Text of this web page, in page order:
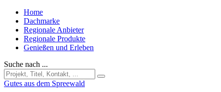
Home
Dachmarke
Regionale Anbieter
Regionale Produkte
Genießen und Erleben
Suche nach ...
Gutes aus dem Spreewald